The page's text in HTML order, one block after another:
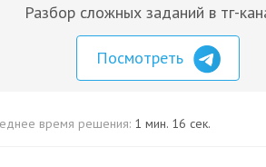
Разбор сложных заданий в тг-
Посмотреть
время решения: 1 мин. 16 сек.